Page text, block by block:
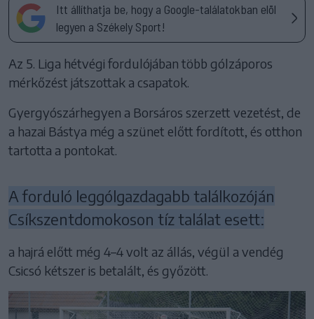
Itt állíthatja be, hogy a Google-találatokban elöl
legyen a Székely Sport!
Az 5. Liga hétvégi fordulójában több gólzáporos
mérkőzést játszottak a csapatok.
Gyergyószárhegyen a Borsáros szerzett vezetést, de
a hazai Bástya még a szünet előtt fordított, és otthon
tartotta a pontokat.
A forduló leggólgazdagabb találkozóján
Csíkszentdomokoson tíz találat esett:
a hajrá előtt még 4–4 volt az állás, végül a vendég
Csicsó kétszer is betalált, és győzött.